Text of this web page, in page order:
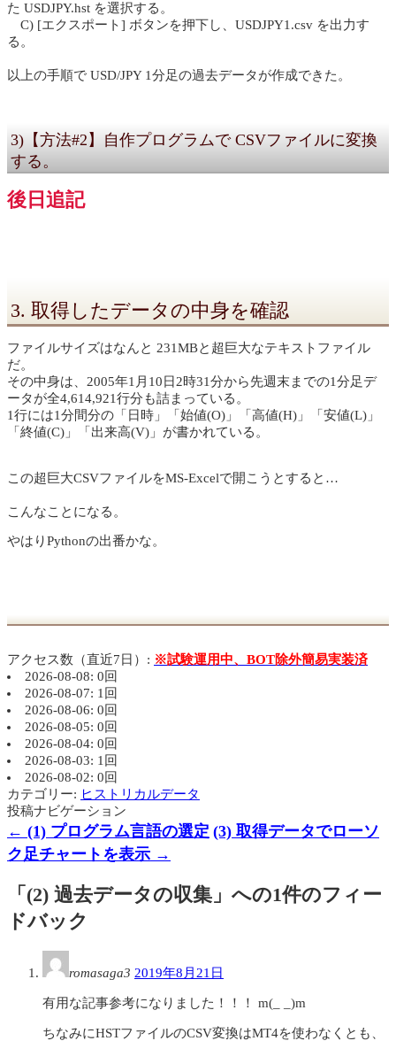
た USDJPY.hst を選択する。
C) [エクスポート] ボタンを押下し、USDJPY1.csv を出力す
る。
以上の手順で USD/JPY 1分足の過去データが作成できた。
3)【方法#2】自作プログラムで CSVファイルに変換
する。
後日追記
3. 取得したデータの中身を確認
ファイルサイズはなんと 231MBと超巨大なテキストファイル
だ。
その中身は、2005年1月10日2時31分から先週末までの1分足デ
ータが全4,614,921行分も詰まっている。
1行には1分間分の「日時」「始値(O)」「高値(H)」「安値(L)」
「終値(C)」「出来高(V)」が書かれている。
この超巨大CSVファイルをMS-Excelで開こうとすると…
こんなことになる。
やはりPythonの出番かな。
アクセス数（直近7日）: ※試験運用中、BOT除外簡易実装済
2026-08-08: 0回
2026-08-07: 1回
2026-08-06: 0回
2026-08-05: 0回
2026-08-04: 0回
2026-08-03: 1回
2026-08-02: 0回
カテゴリー: ヒストリカルデータ
投稿ナビゲーション
← (1) プログラム言語の選定 (3) 取得データでローソ
ク足チャートを表示 →
「 (2) 過去データの収集 」への1件のフィー
ドバック
romasaga3 2019年8月21日
有用な記事参考になりました！！！ m(_ _)m
ちなみにHSTファイルのCSV変換はMT4を使わなくとも、